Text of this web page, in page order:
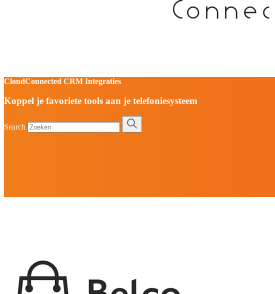
CloudConnected CRM Integraties
Koppel je favoriete tools aan je telefoniesysteem
Search